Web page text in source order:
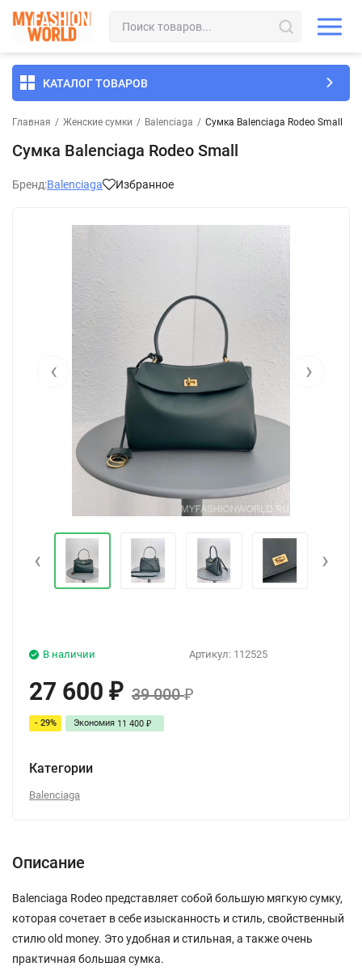
КАТАЛОГ ТОВАРОВ
Главная / Женские сумки / Balenciaga / Сумка Balenciaga Rodeo Small
Сумка Balenciaga Rodeo Small
Бренд:Balenciaga Избранное
‹ ›
‹ ›
Артикул: 112525
В наличии
27 600 ₽ 39 000₽
- 29% Экономия 11 400 ₽
Категории
Balenciaga
Описание
Balenciaga Rodeo представляет собой большую мягкую сумку,
которая сочетает в себе изысканность и стиль, свойственный
стилю old money. Это удобная и стильная, а также очень
практичная большая сумка.